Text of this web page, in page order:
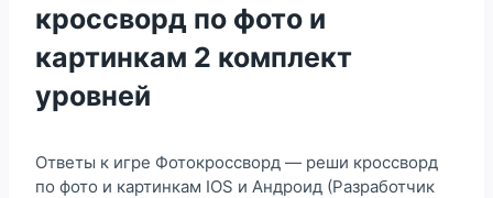
кроссворд по фото и
картинкам 2 комплект
уровней
Ответы к игре Фотокроссворд — реши кроссворд
по фото и картинкам IOS и Андроид (Разработчик